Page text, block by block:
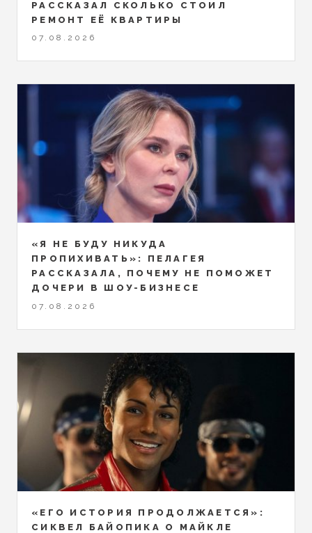
РАССКАЗАЛ СКОЛЬКО СТОИЛ
РЕМОНТ ЕЁ КВАРТИРЫ
07.08.2026
«Я НЕ БУДУ НИКУДА
ПРОПИХИВАТЬ»: ПЕЛАГЕЯ
РАССКАЗАЛА, ПОЧЕМУ НЕ ПОМОЖЕТ
ДОЧЕРИ В ШОУ-БИЗНЕСЕ
07.08.2026
«ЕГО ИСТОРИЯ ПРОДОЛЖАЕТСЯ»:
СИКВЕЛ БАЙОПИКА О МАЙКЛЕ